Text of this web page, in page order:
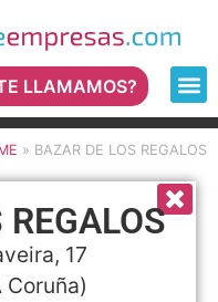
LLAMAMOS?
» BAZAR DE LOS REGALOS
17
Coruña)